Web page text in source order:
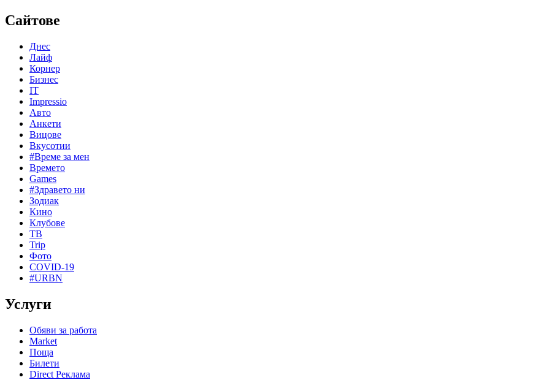
Сайтове
Днес
Лайф
Корнер
Бизнес
IT
Impressio
Авто
Анкети
Вицове
Вкусотии
#Време за мен
Времето
Games
#Здравето ни
Зодиак
Кино
Клубове
ТВ
Trip
Фото
COVID-19
#URBN
Услуги
Обяви за работа
Market
Поща
Билети
Direct Реклама